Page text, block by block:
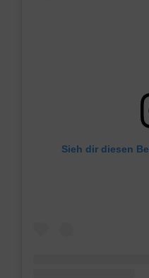
Sieh dir diesen